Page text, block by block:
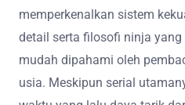
memperkenalkan sistem
detail serta filosofi ninja
mudah dipahami oleh
usia. Meskipun serial